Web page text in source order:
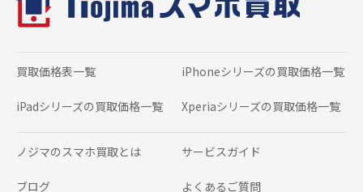
買取価格表一覧 iPhoneシリーズの 買取価格一覧
iPadシリーズの 買取価格一覧 Xperiaシリーズの 買取価格一覧
ノジマのスマホ買取とは サービスガイド
ブログ よくあるご質問